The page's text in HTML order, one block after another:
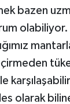
bazen
olarak